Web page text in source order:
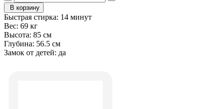
В корзину
Быстрая стирка: 14 минут
Вес: 69 кг
Высота: 85 см
Глубина: 56.5 см
Замок от детей: да